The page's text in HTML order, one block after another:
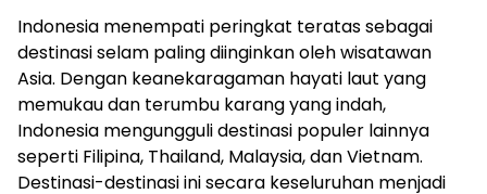
Indonesia menempati peringkat teratas sebagai
destinasi selam paling diinginkan oleh wisatawan
Asia. Dengan keanekaragaman hayati laut yang
memukau dan terumbu karang yang indah,
Indonesia mengungguli destinasi populer lainnya
seperti Filipina, Thailand, Malaysia, dan Vietnam.
Destinasi-destinasi ini secara keseluruhan menjadi